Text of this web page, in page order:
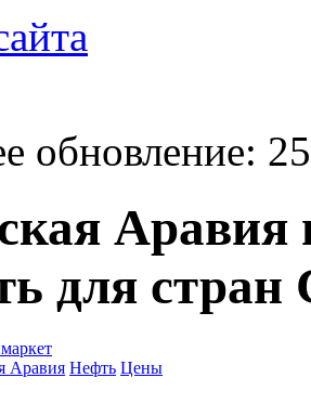
обновление:
для стран
Аравия Нефть Цены